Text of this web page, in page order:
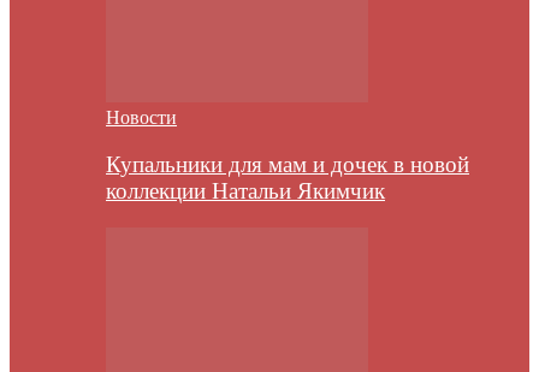
Новости
Купальники для мам и дочек в новой
коллекции Натальи Якимчик